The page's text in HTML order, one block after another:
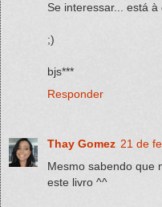
Se interessar... está à
;)
bjs***
Responder
Thay Gomez 21 de
Mesmo sabendo que
este livro ^^